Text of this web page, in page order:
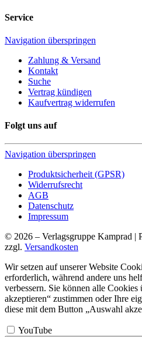
Service
Navigation überspringen
Zahlung & Versand
Kontakt
Suche
Vertrag kündigen
Kaufvertrag widerrufen
Folgt uns auf
Navigation überspringen
Produktsicherheit (GPSR)
Widerrufsrecht
AGB
Datenschutz
Impressum
© 2026 – Verlagsgruppe Kamprad |
zzgl. Versandkosten
Wir setzen auf unserer Website
erforderlich, während andere uns
verbessern. Sie können alle
akzeptieren“ zustimmen oder Ihre
diese mit dem Button „Auswahl
YouTube